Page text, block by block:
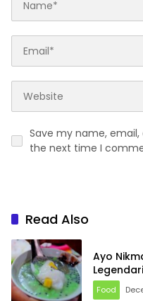
Save my name,
the next time I
Read Also
Ayo
Food